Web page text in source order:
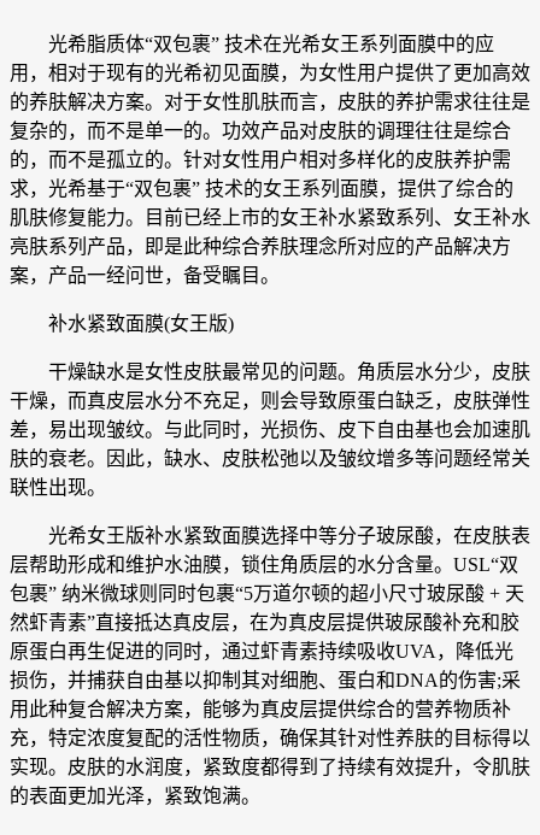
光希脂质体“双包裹” 技术在光希女王系列面膜中的应
用，相对于现有的光希初见面膜，为女性用户提供了更加高效
的养肤解决方案。对于女性肌肤而言，皮肤的养护需求往往是
复杂的，而不是单一的。功效产品对皮肤的调理往往是综合
的，而不是孤立的。针对女性用户相对多样化的皮肤养护需
求，光希基于“双包裹” 技术的女王系列面膜，提供了综合的
肌肤修复能力。目前已经上市的女王补水紧致系列、女王补水
亮肤系列产品，即是此种综合养肤理念所对应的产品解决方
案，产品一经问世，备受瞩目。
补水紧致面膜(女王版)
干燥缺水是女性皮肤最常见的问题。角质层水分少，皮肤
干燥，而真皮层水分不充足，则会导致原蛋白缺乏，皮肤弹性
差，易出现皱纹。与此同时，光损伤、皮下自由基也会加速肌
肤的衰老。因此，缺水、皮肤松弛以及皱纹增多等问题经常关
联性出现。
光希女王版补水紧致面膜选择中等分子玻尿酸，在皮肤表
层帮助形成和维护水油膜，锁住角质层的水分含量。USL“双
包裹” 纳米微球则同时包裹“5万道尔顿的超小尺寸玻尿酸 + 天
然虾青素”直接抵达真皮层，在为真皮层提供玻尿酸补充和胶
原蛋白再生促进的同时，通过虾青素持续吸收UVA，降低光
损伤，并捕获自由基以抑制其对细胞、蛋白和DNA的伤害;采
用此种复合解决方案，能够为真皮层提供综合的营养物质补
充，特定浓度复配的活性物质，确保其针对性养肤的目标得以
实现。皮肤的水润度，紧致度都得到了持续有效提升，令肌肤
的表面更加光泽，紧致饱满。